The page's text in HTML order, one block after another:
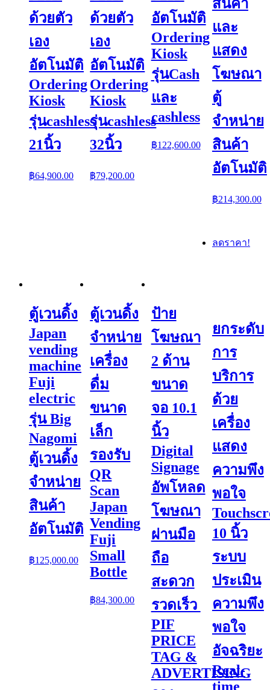
ด้วยตัว
เอง
อัตโนมัติ
Ordering
Kiosk
รุ่นcashless
21นิ้ว
฿64,900.00
ด้วยตัว
เอง
อัตโนมัติ
Ordering
Kiosk
รุ่นcashless
32นิ้ว
฿79,200.00
อัตโนมัติ
Ordering
Kiosk
รุ่นCash
และ
cashless
฿122,600.00
สินค้า
และ
แสดง
โฆษณา
ตู้
จำหน่าย
สินค้า
อัตโนมัติ
฿214,300.00
ตู้เวนดิ้ง
Japan
vending
machine
Fuji
electric
รุ่น Big
Nagomi
ตู้เวนดิ้ง
จำหน่าย
สินค้า
อัตโนมัติ
฿125,000.00
ตู้เวนดิ้ง
จำหน่าย
เครื่อง
ดื่ม
ขนาด
เล็ก
รองรับ
QR
Scan
Japan
Vending
Fuji
Small
Bottle
฿84,300.00
ป้าย
โฆษณา
2 ด้าน
ขนาด
จอ 10.1
นิ้ว
Digital
Signage
อัพโหลด
โฆษณา
ผ่านมือ
ถือ
สะดวก
รวดเร็ว
PIF
PRICE
TAG &
ADVERTISING
ลดราคา!
ยกระดับ
การ
บริการ
ด้วย
เครื่อง
แสดง
ความพึง
พอใจ
10 นิ้ว
ระบบ
ประเมิน
ความพึง
พอใจ
อัจฉริยะ
Real-
time